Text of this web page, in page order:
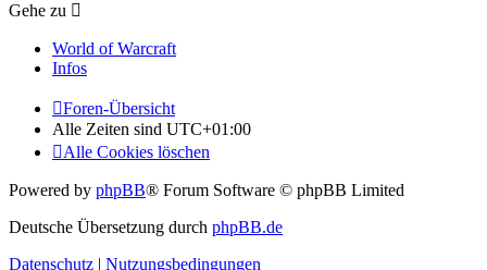
Gehe zu
World of Warcraft
Infos
Foren-Übersicht
Alle Zeiten sind UTC+01:00
Alle Cookies löschen
Powered by phpBB® Forum Software © phpBB Limited
Deutsche Übersetzung durch phpBB.de
Datenschutz | Nutzungsbedingungen